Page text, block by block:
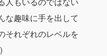
な趣味に手を出して
それぞれのレベルを